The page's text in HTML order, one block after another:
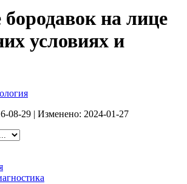
на лице
условиях и
08-29 | Изменено: 2024-01-27